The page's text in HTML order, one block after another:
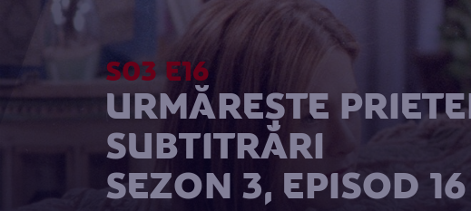
S03 E16
URMĂREȘTE
SUBTITRĂRI
SEZON 3, EPISOD 16